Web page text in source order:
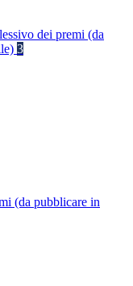
dei premi (da
3
(da pubblicare in